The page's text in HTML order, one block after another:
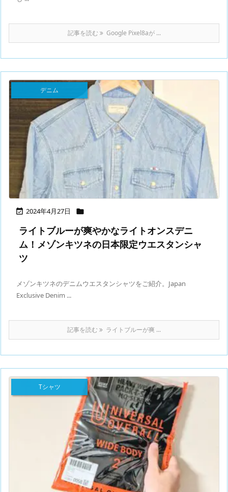
記事を読む Google Pixel8aが ...
 2024年4月27日 
デニム
ライトブルーが爽やかなライトオンスデニ
ム！メゾンキツネの日本限定ウエスタンシャ
ツ
メゾンキツネのデニムウエスタンシャツをご紹介。Japan
Exclusive Denim ...
記事を読む ライトブルーが爽 ...
Tシャツ